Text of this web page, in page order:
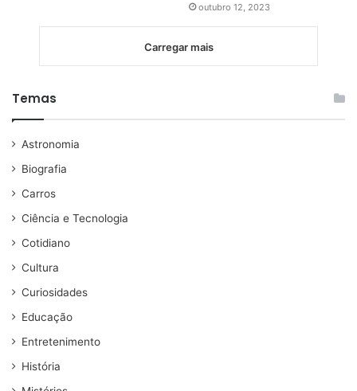
outubro 12, 2023
Carregar mais
Temas
Astronomia
Biografia
Carros
Ciência e Tecnologia
Cotidiano
Cultura
Curiosidades
Educação
Entretenimento
História